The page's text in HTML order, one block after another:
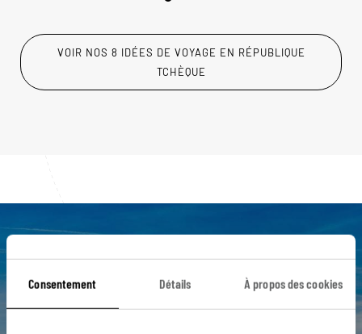
Consentement Détails À propos des cookies
VOIR NOS 8 IDÉES DE VOYAGE EN RÉPUBLIQUE
TCHÈQUE
Luciole,
l'appli qui vous guide en
République Tchèque